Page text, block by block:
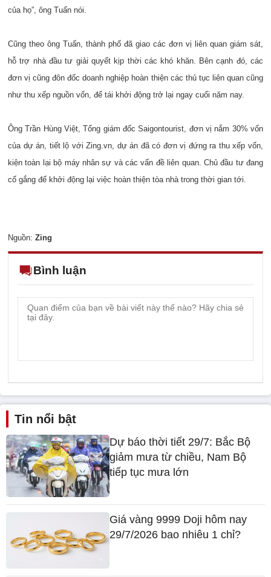
của họ”, ông Tuấn nói.
Cũng theo ông Tuấn, thành phố đã giao các đơn vị liên quan giám sát,
hỗ trợ nhà đầu tư giải quyết kịp thời các khó khăn. Bên cạnh đó, các
đơn vị cũng đôn đốc doanh nghiệp hoàn thiện các thủ tục liên quan cũng
như thu xếp nguồn vốn, để tái khởi động trở lại ngay cuối năm nay.
Ông Trần Hùng Việt, Tổng giám đốc Saigontourist, đơn vị nắm 30% vốn
của dự án, tiết lộ với Zing.vn, dự án đã có đơn vị đứng ra thu xếp vốn,
kiện toàn lại bộ máy nhân sự và các vấn đề liên quan. Chủ đầu tư đang
cố gắng để khởi động lại việc hoàn thiện tòa nhà trong thời gian tới.
Nguồn: Zing
Bình luận
Tin nổi bật
Dự báo thời tiết 29/7: Bắc Bộ
giảm mưa từ chiều, Nam Bộ
tiếp tục mưa lớn
Giá vàng 9999 Doji hôm nay
29/7/2026 bao nhiêu 1 chỉ?